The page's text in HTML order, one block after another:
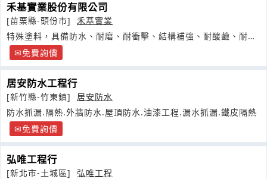
禾基實業股份有限公司
[苗栗縣-頭份市]
禾基實業
特殊塗料，具備防水、耐磨、耐衝擊、結構補強、耐酸鹼、耐腐
蝕、防爆及防彈等特性
免費詢價
居安防水工程行
[新竹縣-竹東鎮]
居安防水
防水抓漏.隔熱.外牆防水.屋頂防水.油漆工程.漏水抓漏.鐵皮隔熱
免費詢價
弘唯工程行
[新北市-土城區]
弘唯工程